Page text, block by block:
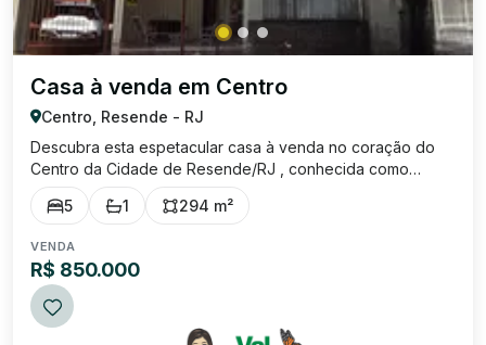
Casa à venda em Centro
Centro, Resende - RJ
Descubra esta espetacular casa à venda no coração do
Centro da Cidade de Resende/RJ , conhecida como
Princesinha do Vale. Esse imóvel oferece o equilíbrio
perfeito entre conforto e elegância. Com uma área
5 1 294 m²
VENDA
R$ 850.000